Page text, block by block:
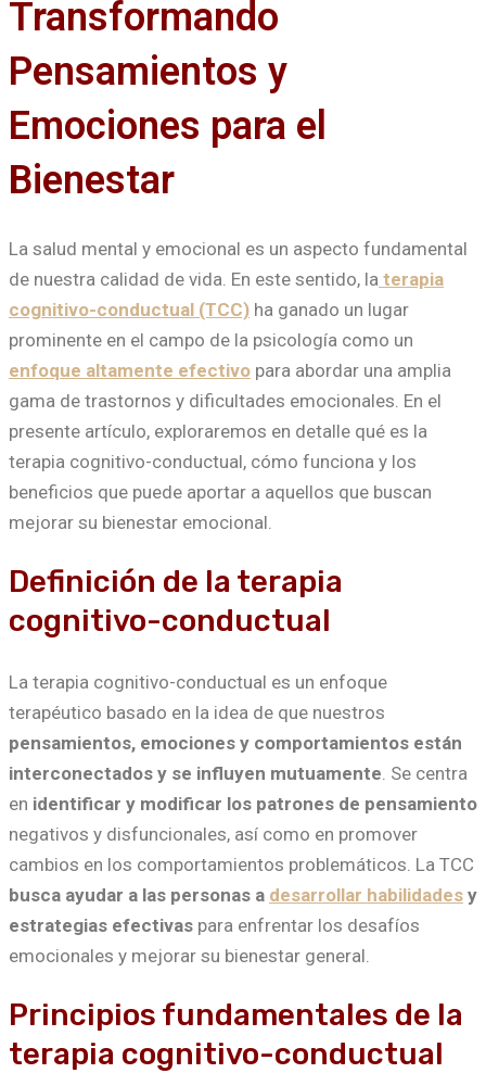
Transformando
Pensamientos y
Emociones para el
Bienestar
La salud mental y emocional es un aspecto fundamental
de nuestra calidad de vida. En este sentido, la terapia
cognitivo-conductual (TCC) ha ganado un lugar
prominente en el campo de la psicología como un
enfoque altamente efectivo para abordar una amplia
gama de trastornos y dificultades emocionales. En el
presente artículo, exploraremos en detalle qué es la
terapia cognitivo-conductual, cómo funciona y los
beneficios que puede aportar a aquellos que buscan
mejorar su bienestar emocional.
Definición de la terapia
cognitivo-conductual
La terapia cognitivo-conductual es un enfoque
terapéutico basado en la idea de que nuestros
pensamientos, emociones y comportamientos están
interconectados y se influyen mutuamente . Se centra
en identificar y modificar los patrones de pensamiento
negativos y disfuncionales, así como en promover
cambios en los comportamientos problemáticos. La TCC
busca ayudar a las personas a desarrollar habilidades y
estrategias efectivas para enfrentar los desafíos
emocionales y mejorar su bienestar general.
Principios fundamentales de la
terapia cognitivo-conductual